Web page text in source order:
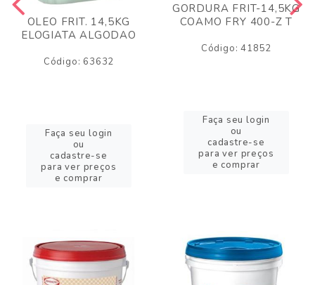
OLEO FRIT. 14,5KG
ELOGIATA ALGODAO
Código: 63632
Faça seu login
ou
cadastre-se
para ver preços
e comprar
GORDURA FRIT-14,5KG
COAMO FRY 400-Z T
Código: 41852
Faça seu login
ou
cadastre-se
para ver preços
e comprar